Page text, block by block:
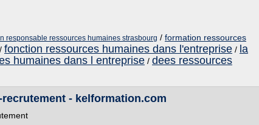
responsable ressources humaines strasbourg / formation ressources
/ fonction ressources humaines dans l'entreprise / la
humaines dans l entreprise / dees ressources
- kelformation.com